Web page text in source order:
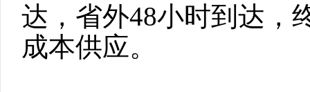
达，省外48小时到达，
成本供应。